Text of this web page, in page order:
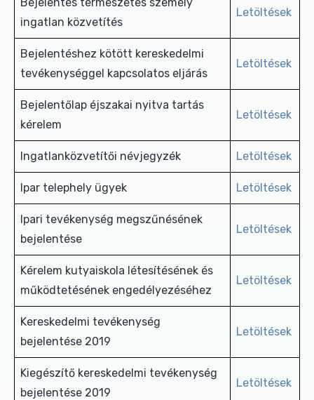
Bejelentés természetes személy
ingatlan közvetítés
Letöltések
Bejelentéshez kötött kereskedelmi
tevékenységgel kapcsolatos eljárás
Letöltések
Bejelentőlap éjszakai nyitva tartás
kérelem
Letöltések
Ingatlanközvetítői névjegyzék Letöltések
Ipar telephely ügyek Letöltések
Ipari tevékenység megszűnésének
bejelentése
Letöltések
Kérelem kutyaiskola létesítésének és
működtetésének engedélyezéséhez
Letöltések
Kereskedelmi tevékenység
bejelentése 2019
Letöltések
Kiegészítő kereskedelmi tevékenység
bejelentése 2019
Letöltések